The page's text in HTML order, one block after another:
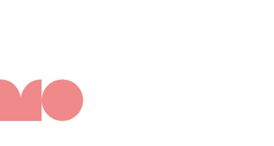
Zakelijke faciliteiten
Conferentieruimte